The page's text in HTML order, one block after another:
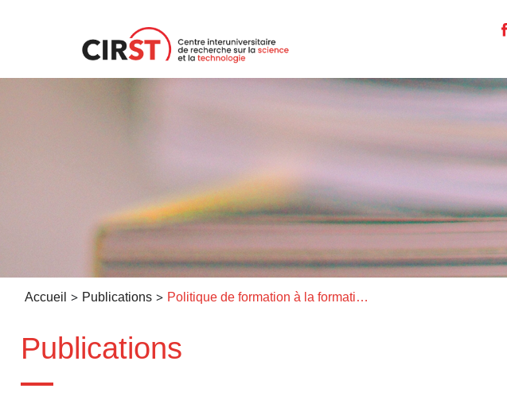
Accueil > Publications > Politique de formation à la formation à distance des personnels de l’éducation et de l’enseignement supérieur en contexte de crise sanitaire au Québec
Publications